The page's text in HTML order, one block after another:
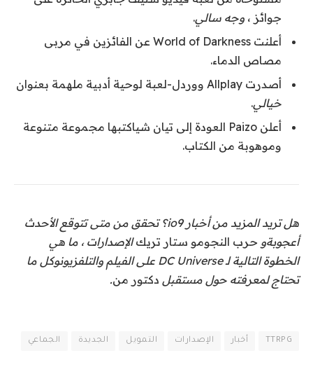
جوائز ، وجه سالي.
أعلنت World of Darkness عن الفائزين في
مربى
مصاص الدماء.
أصدرت Allplay ووردل
-لعبة لوحية أدبية ملهمة بعنوان
خيالي.
أعلن Paizo العودة إلى
تيان شياكتبها مجموعة متنوعة
وموهوبة من الكتاب.
هل تريد المزيد من أخبار io9؟ تحقق من متى تتوقع الأحدث
أعجوبةو حرب النجومو ستار تريكالإصدارات ، ما هي
الخطوة التالية لـDC Universe على الفيلم والتلفزيون
وكل ما
تحتاج لمعرفته حول مستقبل دكتور من.
TTRPG أخبار الإصدارات التمويل الجديدة الجماعي